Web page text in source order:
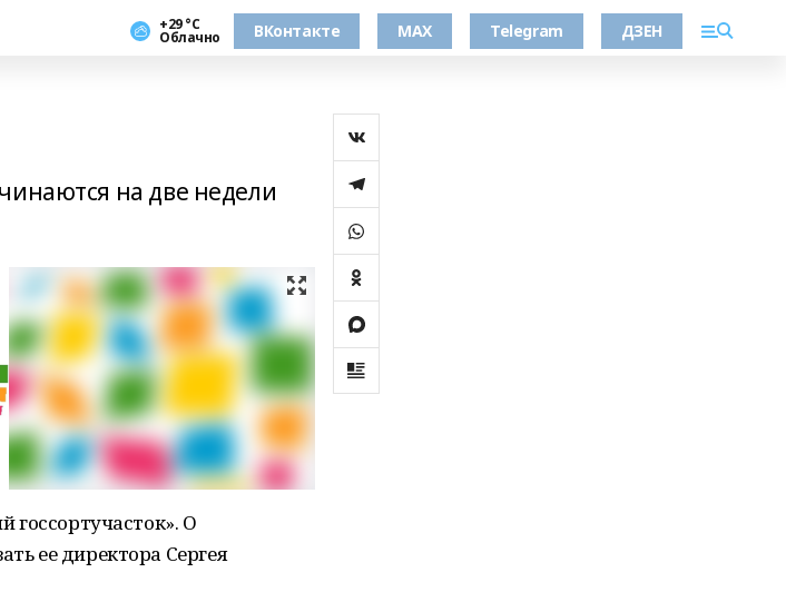
+29 °С
Облачно ВКонтакте MAX Telegram ДЗЕН
на две недели
госсортучасток». О
ее директора Сергея